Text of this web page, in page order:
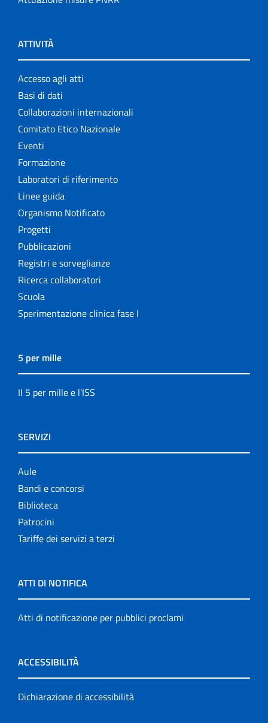
ATTIVITÀ
Accesso agli atti
Basi di dati
Collaborazioni internazionali
Comitato Etico Nazionale
Eventi
Formazione
Laboratori di riferimento
Linee guida
Organismo Notificato
Progetti
Pubblicazioni
Registri e sorveglianze
Ricerca collaboratori
Scuola
Sperimentazione clinica fase I
5 per mille
Il 5 per mille e l'ISS
SERVIZI
Aule
Bandi e concorsi
Biblioteca
Patrocini
Tariffe dei servizi a terzi
ATTI DI NOTIFICA
Atti di notificazione per pubblici proclami
ACCESSIBILITÀ
Dichiarazione di accessibilità